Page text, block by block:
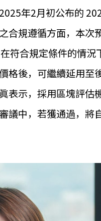
年2月初公布的
合規遵循方面，本次
符合規定條件的情
後，可繼續延用至
表示，採用區塊評估
議中，若獲通過，將